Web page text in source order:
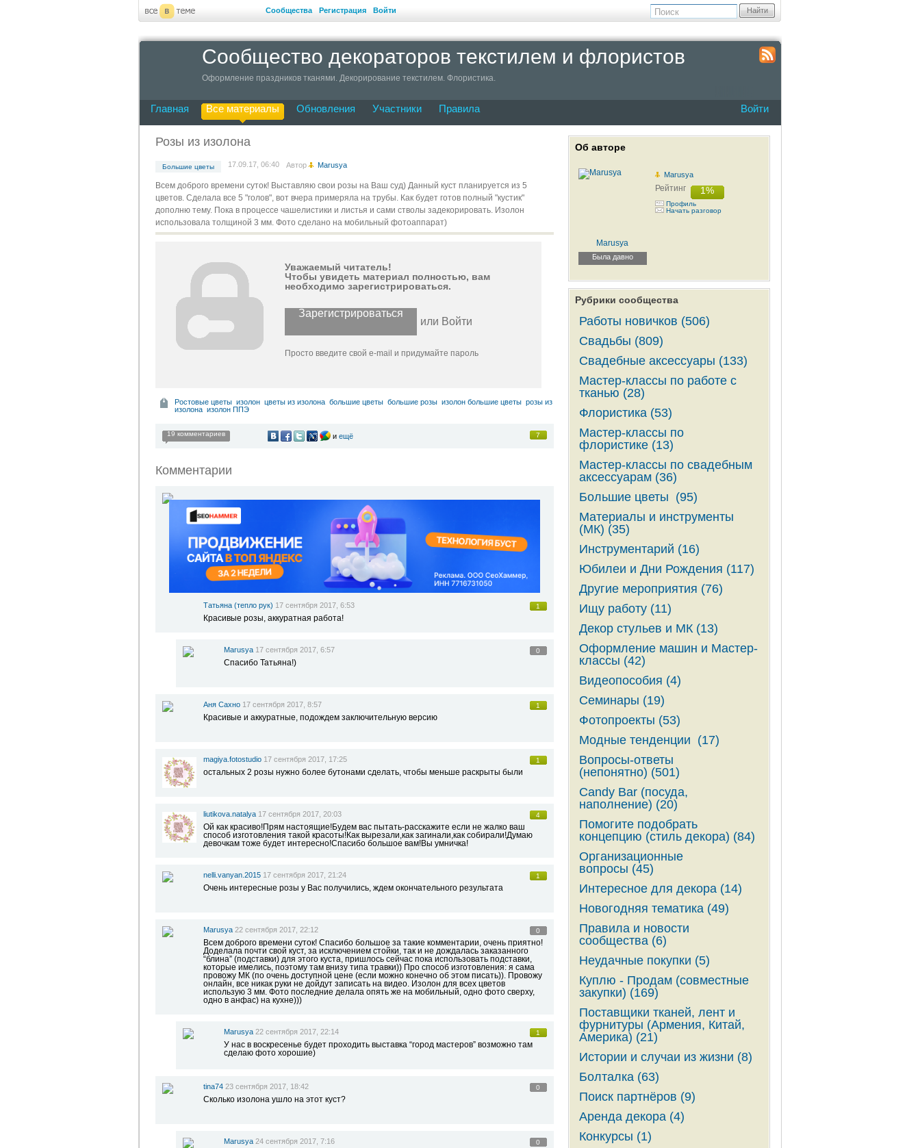
Сообщества Регистрация Войти Найти
Сообщество декораторов текстилем и флористов
Оформление праздников тканями. Декорирование текстилем. Флористика.
Главная Все материалы Обновления Участники Правила Войти
Розы из изолона
Большие цветы 17.09.17, 06:40 Автор Marusya
Всем доброго времени суток! Выставляю свои розы на Ваш суд) Данный куст планируется из 5
цветов. Сделала все 5 "голов", вот вчера примеряла на трубы. Как будет готов полный "кустик"
дополню тему. Пока в процессе чашелистики и листья и сами стволы задекорировать. Изолон
использовала толщиной 3 мм. Фото сделано на мобильный фотоаппарат)
Уважаемый читатель!
Чтобы увидеть материал полностью, вам
необходимо зарегистрироваться.
Зарегистрироваться
или Войти
Просто введите свой e-mail и придумайте пароль
Ростовые цветы изолон цветы из изолона большие цветы большие розы изолон большие цветы розы из
изолона изолон ППЭ
7
19 комментариев и ещё
Комментарии
Татьяна (тепло рук) 17 сентября 2017, 6:53 1
Красивые розы, аккуратная работа!
Marusya 17 сентября 2017, 6:57 0
Спасибо Татьяна!)
Аня Сахно 17 сентября 2017, 8:57 1
Красивые и аккуратные, подождем заключительную версию
magiya.fotostudio 17 сентября 2017, 17:25 1
остальных 2 розы нужно более бутонами сделать, чтобы меньше раскрыты были
liutikova.natalya 17 сентября 2017, 20:03 4
Ой как красиво!Прям настоящие!Будем вас пытать-расскажите если не жалко ваш
способ изготовления такой красоты!Как вырезали,как загинали,как собирали!Думаю
девочкам тоже будет интересно!Спасибо большое вам!Вы умничка!
nelli.vanyan.2015 17 сентября 2017, 21:24 1
Очень интересные розы у Вас получились, ждем окончательного результата
Marusya 22 сентября 2017, 22:12 0
Всем доброго времени суток! Спасибо большое за такие комментарии, очень приятно!
Доделала почти свой куст, за исключением стойки, так и не дождалась заказанного
“блина” (подставки) для этого куста, пришлось сейчас пока использовать подставки,
которые имелись, поэтому там внизу типа травки)) Про способ изготовления: я сама
провожу МК (по очень доступной цене (если можно конечно об этом писать)). Провожу
онлайн, все никак руки не дойдут записать на видео. Изолон для всех цветов
использую 3 мм. Фото последние делала опять же на мобильный, одно фото сверху,
одно в анфас) на кухне)))
Marusya 22 сентября 2017, 22:14 1
У нас в воскресенье будет проходить выставка “город мастеров” возможно там
сделаю фото хорошие)
tina74 23 сентября 2017, 18:42 0
Сколько изолона ушло на этот куст?
Marusya 24 сентября 2017, 7:16 0
Об авторе
Marusya
Была давно
Marusya
Рейтинг 1%
Профиль
Начать разговор
Рубрики сообщества
Работы новичков (506)
Свадьбы (809)
Свадебные аксессуары (133)
Мастер-классы по работе с
тканью (28)
Флористика (53)
Мастер-классы по
флористике (13)
Мастер-классы по свадебным
аксессуарам (36)
Большие цветы (95)
Материалы и инструменты
(МК) (35)
Инструментарий (16)
Юбилеи и Дни Рождения (117)
Другие мероприятия (76)
Ищу работу (11)
Декор стульев и МК (13)
Оформление машин и Мастер-
классы (42)
Видеопособия (4)
Семинары (19)
Фотопроекты (53)
Модные тенденции (17)
Вопросы-ответы
(непонятно) (501)
Candy Bar (посуда,
наполнение) (20)
Помогите подобрать
концепцию (стиль декора) (84)
Организационные
вопросы (45)
Интересное для декора (14)
Новогодняя тематика (49)
Правила и новости
сообщества (6)
Неудачные покупки (5)
Куплю - Продам (совместные
закупки) (169)
Поставщики тканей, лент и
фурнитуры (Армения, Китай,
Америка) (21)
Истории и случаи из жизни (8)
Болталка (63)
Поиск партнёров (9)
Аренда декора (4)
Конкурсы (1)